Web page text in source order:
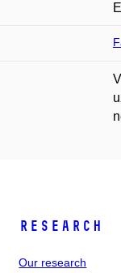
Research
Our research